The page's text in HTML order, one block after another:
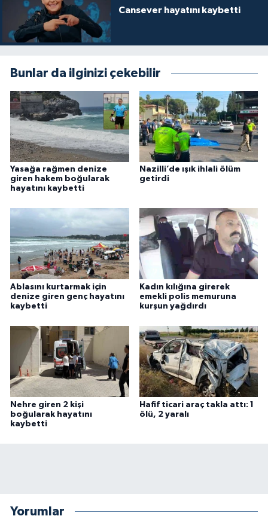
Cansever hayatını kaybetti
Bunlar da ilginizi çekebilir
Yasağa rağmen denize
giren hakem boğularak
hayatını kaybetti
Nazilli’de ışık ihlali ölüm
getirdi
Ablasını kurtarmak için
denize giren genç hayatını
kaybetti
Kadın kılığına girerek
emekli polis memuruna
kurşun yağdırdı
Nehre giren 2 kişi
boğularak hayatını
kaybetti
Hafif ticari araç takla attı: 1
ölü, 2 yaralı
Yorumlar